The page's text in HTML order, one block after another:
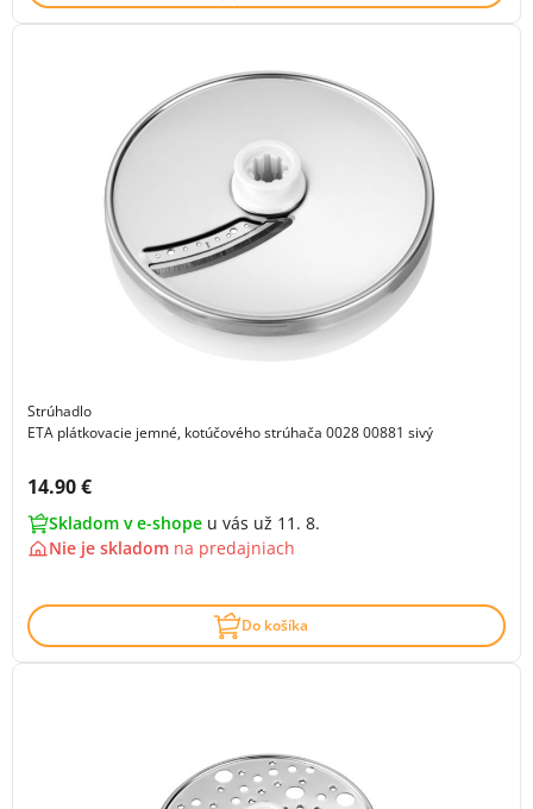
Strúhadlo
ETA plátkovacie jemné, kotúčového strúhača 0028 00881 sivý
Cena s DPH:
14.90 €
Skladom v e-shope u vás už 11. 8.
Nie je skladom na predajniach
Do košíka